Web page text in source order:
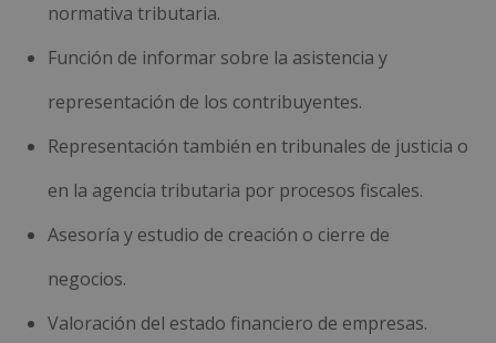
normativa tributaria.
Función de informar sobre la asistencia y
representación de los contribuyentes.
Representación también en tribunales de justicia o
en la agencia tributaria por procesos fiscales.
Asesoría y estudio de creación o cierre de
negocios.
Valoración del estado financiero de empresas.